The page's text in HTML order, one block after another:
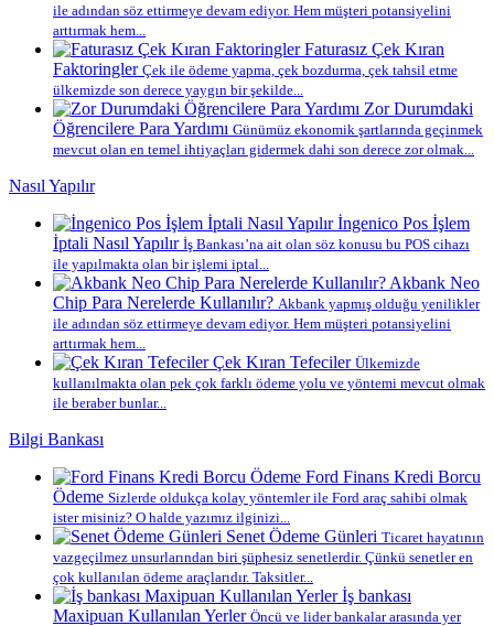
ile adından söz ettirmeye devam ediyor. Hem müşteri potansiyelini
arttırmak hem...
Faturasız Çek Kıran
Faktoringler Çek ile ödeme yapma, çek bozdurma, çek tahsil etme
ülkemizde son derece yaygın bir şekilde...
Zor Durumdaki
Öğrencilere Para Yardımı Günümüz ekonomik şartlarında geçinmek
mevcut olan en temel ihtiyaçları gidermek dahi son derece zor olmak...
Nasıl Yapılır
İngenico Pos İşlem
İptali Nasıl Yapılır İş Bankası’na ait olan söz konusu bu POS cihazı
ile yapılmakta olan bir işlemi iptal...
Akbank Neo
Chip Para Nerelerde Kullanılır? Akbank yapmış olduğu yenilikler
ile adından söz ettirmeye devam ediyor. Hem müşteri potansiyelini
arttırmak hem...
Çek Kıran Tefeciler Ülkemizde
kullanılmakta olan pek çok farklı ödeme yolu ve yöntemi mevcut olmak
ile beraber bunlar...
Bilgi Bankası
Ford Finans Kredi Borcu
Ödeme Sizlerde oldukça kolay yöntemler ile Ford araç sahibi olmak
ister misiniz? O halde yazımız ilginizi...
Senet Ödeme Günleri Ticaret hayatının
vazgeçilmez unsurlarından biri şüphesiz senetlerdir. Çünkü senetler en
çok kullanılan ödeme araçlarıdır. Taksitler...
İş bankası
Maxipuan Kullanılan Yerler Öncü ve lider bankalar arasında yer